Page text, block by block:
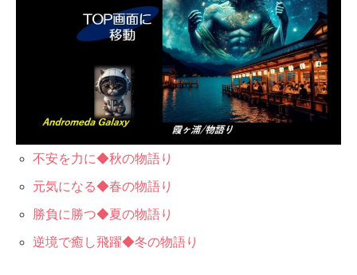
不安を力に◆秋の物語り
元気になる◆春の物語り
勝負に勝つ◆夏の物語り
逆境で癒し飛躍◆冬の物語り